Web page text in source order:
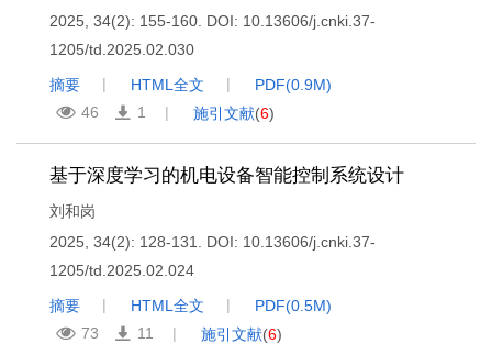
2025, 34(2): 155-160. DOI: 10.13606/j.cnki.37-
1205/td.2025.02.030
摘要
HTML全文 PDF(0.9M)
施引文献(6)
46 1
基于深度学习的机电设备智能控制系统设计
刘和岗
2025, 34(2): 128-131.
DOI: 10.13606/j.cnki.37-
1205/td.2025.02.024
摘要
HTML全文 PDF(0.5M)
施引文献(6)
73 11